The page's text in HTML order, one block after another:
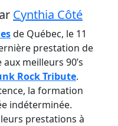
Cynthia Côté
de Québec, le 11
prestation de
meilleurs 90’s
Rock Tribute.
la formation
indéterminée.
prestations à